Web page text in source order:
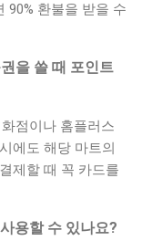
90% 환불을 받을 수
을 쓸 때 포인트
점이나 홈플러스
에도 해당 마트의
제할 때 꼭 카드를
용할 수 있나요?